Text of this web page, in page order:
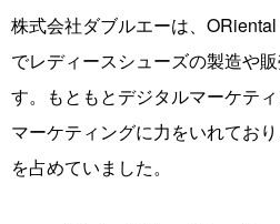
株式会社ダブルエーは、
でレディースシューズの製造や
す。もともとデジタルマーケテ
マーケティングに力をいれてお
を占めていました。